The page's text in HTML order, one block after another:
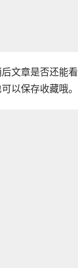
文章是否还能
以保存收藏哦